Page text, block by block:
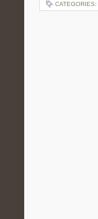
CATEGORIES: